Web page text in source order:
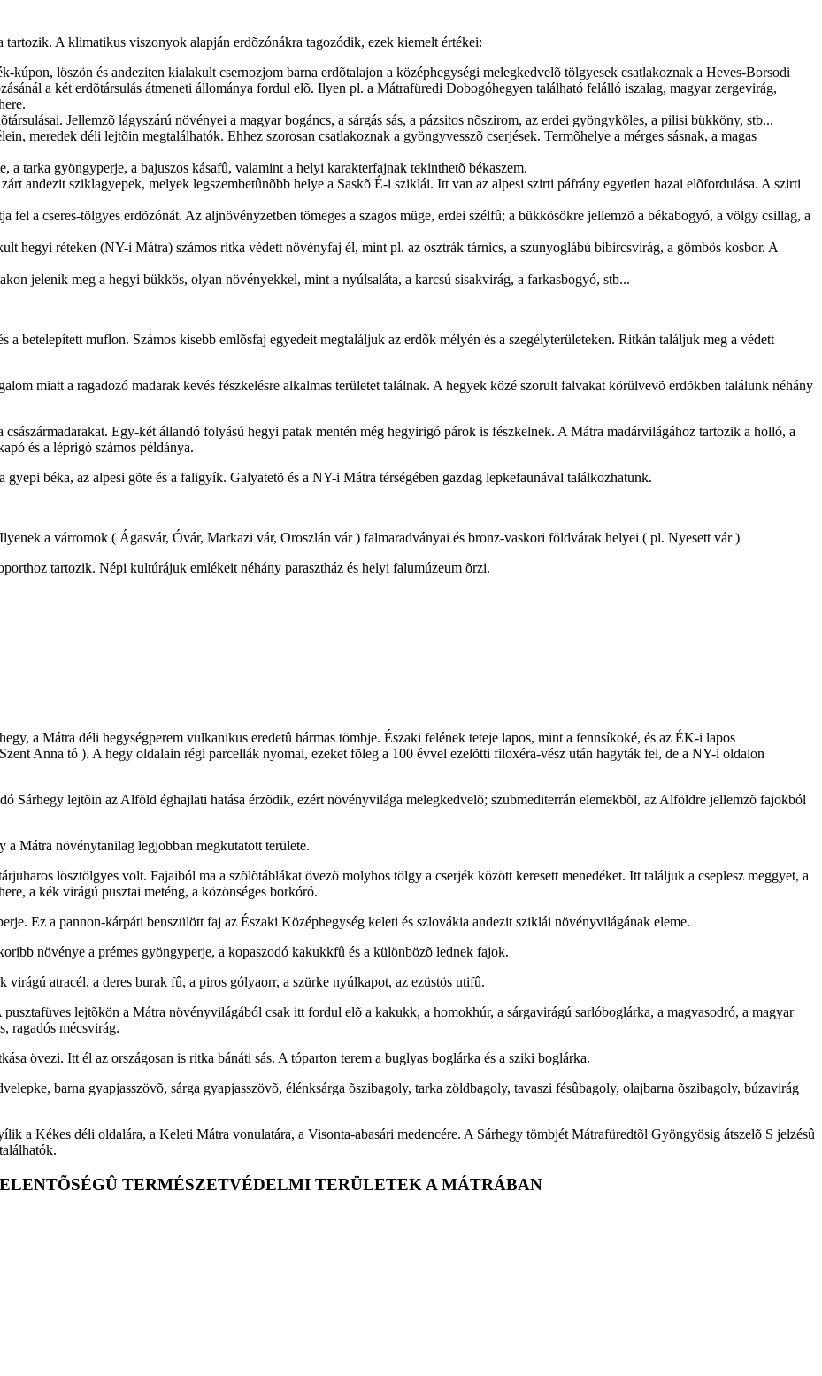
A klimatikus viszonyok alapján erdõzónákra tagozódik, ezek kiemelt értékei:
kúpon, löszön és andeziten kialakult csernozjom barna erdõtalajon a középhegységi melegkedvelõ tölgyesek csatlakoznak a Heves-Borsodi
a két erdõtársulás átmeneti állománya fordul elõ. Ilyen pl. a Mátrafüredi Dobogóhegyen található felálló iszalag, magyar zergevirág,
Jellemzõ lágyszárú növényei a magyar bogáncs, a sárgás sás, a pázsitos nõszirom, az erdei gyöngyköles, a pilisi bükköny, stb...
meredek déli lejtõin megtalálhatók. Ehhez szorosan csatlakoznak a gyöngyvesszõ cserjések. Termõhelye a mérges sásnak, a magas
a tarka gyöngyperje, a bajuszos kásafû, valamint a helyi karakterfajnak tekinthetõ békaszem.
andezit sziklagyepek, melyek legszembetûnõbb helye a Saskõ É-i sziklái. Itt van az alpesi szirti páfrány egyetlen hazai elõfordulása. A szirti
fel a cseres-tölgyes erdõzónát. Az aljnövényzetben tömeges a szagos müge, erdei szélfû; a bükkösökre jellemzõ a békabogyó, a völgy csillag, a
hegyi réteken (NY-i Mátra) számos ritka védett növényfaj él, mint pl. az osztrák tárnics, a szunyoglábú bibircsvirág, a gömbös kosbor. A
jelenik meg a hegyi bükkös, olyan növényekkel, mint a nyúlsaláta, a karcsú sisakvirág, a farkasbogyó, stb...
a betelepített muflon. Számos kisebb emlõsfaj egyedeit megtaláljuk az erdõk mélyén és a szegélyterületeken. Ritkán találjuk meg a védett
miatt a ragadozó madarak kevés fészkelésre alkalmas területet találnak. A hegyek közé szorult falvakat körülvevõ erdõkben találunk néhány
Egy-két állandó folyású hegyi patak mentén még hegyirigó párok is fészkelnek. A Mátra madárvilágához tartozik a holló, a
és a léprigó számos példánya.
béka, az alpesi gõte és a faligyík. Galyatetõ és a NY-i Mátra térségében gazdag lepkefaunával találkozhatunk.
a várromok ( Ágasvár, Óvár, Markazi vár, Oroszlán vár ) falmaradványai és bronz-vaskori földvárak helyei ( pl. Nyesett vár )
tartozik. Népi kultúrájuk emlékeit néhány parasztház és helyi falumúzeum õrzi.
a Mátra déli hegységperem vulkanikus eredetû hármas tömbje. Északi felének teteje lapos, mint a fennsíkoké, és az ÉK-i lapos
Anna tó ). A hegy oldalain régi parcellák nyomai, ezeket fõleg a 100 évvel ezelõtti filoxéra-vész után hagyták fel, de a NY-i oldalon
Sárhegy lejtõin az Alföld éghajlati hatása érzõdik, ezért növényvilága melegkedvelõ; szubmediterrán elemekbõl, az Alföldre jellemzõ fajokból
Mátra növénytanilag legjobban megkutatott területe.
lösztölgyes volt. Fajaiból ma a szõlõtáblákat övezõ molyhos tölgy a cserjék között keresett menedéket. Itt találjuk a cseplesz meggyet, a
a kék virágú pusztai meténg, a közönséges borkóró.
Ez a pannon-kárpáti benszülött faj az Északi Középhegység keleti és szlovákia andezit sziklái növényvilágának eleme.
növénye a prémes gyöngyperje, a kopaszodó kakukkfû és a különbözõ lednek fajok.
atracél, a deres burak fû, a piros gólyaorr, a szürke nyúlkapot, az ezüstös utifû.
lejtõkön a Mátra növényvilágából csak itt fordul elõ a kakukk, a homokhúr, a sárgavirágú sarlóboglárka, a magvasodró, a magyar
ragadós mécsvirág.
övezi. Itt él az országosan is ritka bánáti sás. A tóparton terem a buglyas boglárka és a sziki boglárka.
barna gyapjasszövõ, sárga gyapjasszövõ, élénksárga õszibagoly, tarka zöldbagoly, tavaszi fésûbagoly, olajbarna õszibagoly, búzavirág
a Kékes déli oldalára, a Keleti Mátra vonulatára, a Visonta-abasári medencére. A Sárhegy tömbjét Mátrafüredtõl Gyöngyösig átszelõ S jelzésû
TERMÉSZETVÉDELMI TERÜLETEK A MÁTRÁBAN